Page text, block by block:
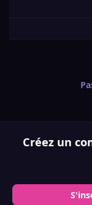
Créez un